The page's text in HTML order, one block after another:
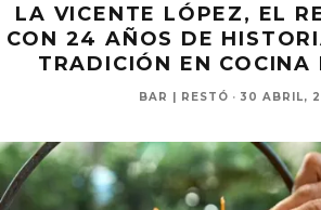
LA VICENTE LÓPEZ, EL
CON 24 AÑOS DE
TRADICIÓN EN COCINA
BAR | RESTÓ · 30 ABRIL,